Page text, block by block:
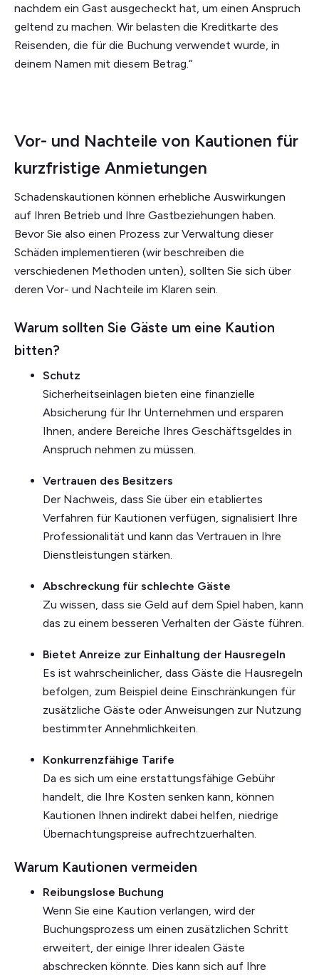
nachdem ein Gast ausgecheckt hat, um einen Anspruch
geltend zu machen. Wir belasten die Kreditkarte des
Reisenden, die für die Buchung verwendet wurde, in
deinem Namen mit diesem Betrag.“
Vor- und Nachteile von Kautionen für
kurzfristige Anmietungen
Schadenskautionen können erhebliche Auswirkungen
auf Ihren Betrieb und Ihre Gastbeziehungen haben.
Bevor Sie also einen Prozess zur Verwaltung dieser
Schäden implementieren (wir beschreiben die
verschiedenen Methoden unten), sollten Sie sich über
deren Vor- und Nachteile im Klaren sein.
Warum sollten Sie Gäste um eine Kaution
bitten?
Schutz
Sicherheitseinlagen bieten eine finanzielle
Absicherung für Ihr Unternehmen und ersparen
Ihnen, andere Bereiche Ihres Geschäftsgeldes in
Anspruch nehmen zu müssen.
Vertrauen des Besitzers
Der Nachweis, dass Sie über ein etabliertes
Verfahren für Kautionen verfügen, signalisiert Ihre
Professionalität und kann das Vertrauen in Ihre
Dienstleistungen stärken.
Abschreckung für schlechte Gäste
Zu wissen, dass sie Geld auf dem Spiel haben, kann
das zu einem besseren Verhalten der Gäste führen.
Bietet Anreize zur Einhaltung der Hausregeln
Es ist wahrscheinlicher, dass Gäste die Hausregeln
befolgen, zum Beispiel deine Einschränkungen für
zusätzliche Gäste oder Anweisungen zur Nutzung
bestimmter Annehmlichkeiten.
Konkurrenzfähige Tarife
Da es sich um eine erstattungsfähige Gebühr
handelt, die Ihre Kosten senken kann, können
Kautionen Ihnen indirekt dabei helfen, niedrige
Übernachtungspreise aufrechtzuerhalten.
Warum Kautionen vermeiden
Reibungslose Buchung
Wenn Sie eine Kaution verlangen, wird der
Buchungsprozess um einen zusätzlichen Schritt
erweitert, der einige Ihrer idealen Gäste
abschrecken könnte. Dies kann sich auf Ihre